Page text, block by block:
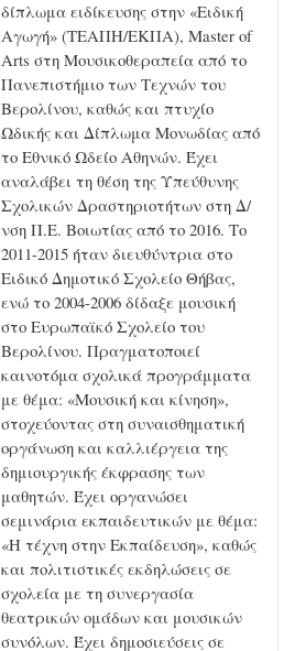
δίπλωμα ειδίκευσης στην «Ειδική
Αγωγή» (ΤΕΑΠΗ/ΕΚΠΑ), Μaster of
Αrts στη Μουσικοθεραπεία από το
Πανεπιστήμιο των Τεχνών του
Βερολίνου, καθώς και πτυχίο
Ωδικής και Δίπλωμα Μονωδίας από
το Εθνικό Ωδείο Αθηνών. Έχει
αναλάβει τη θέση της Υπεύθυνης
Σχολικών Δραστηριοτήτων στη Δ/
νση Π.Ε. Βοιωτίας από το 2016. Το
2011-2015 ήταν διευθύντρια στο
Ειδικό Δημοτικό Σχολείο Θήβας,
ενώ το 2004-2006 δίδαξε μουσική
στο Ευρωπαϊκό Σχολείο του
Βερολίνου. Πραγματοποιεί
καινοτόμα σχολικά προγράμματα
με θέμα: «Μουσική και κίνηση»,
στοχεύοντας στη συναισθηματική
οργάνωση και καλλιέργεια της
δημιουργικής έκφρασης των
μαθητών. Έχει οργανώσει
σεμινάρια εκπαιδευτικών με θέμα:
«Η τέχνη στην Εκπαίδευση», καθώς
και πολιτιστικές εκδηλώσεις σε
σχολεία με τη συνεργασία
θεατρικών ομάδων και μουσικών
συνόλων. Έχει δημοσιεύσεις σε